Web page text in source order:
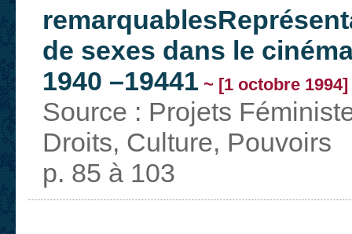
de sexes dans le
1940 –19441 ~ [1 octobre 1994]
Source : Projets
Droits, Culture, Pouvoirs
p. 85 à 103